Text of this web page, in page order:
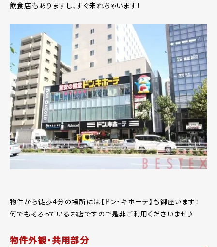
飲食店もありますし、すぐ来れちゃいます！
物件から徒歩4分の場所には【ドン・キホーテ】も御座います！
何でもそろっているお店ですので是非ご利用くださいませ♪
物件外観・共用部分